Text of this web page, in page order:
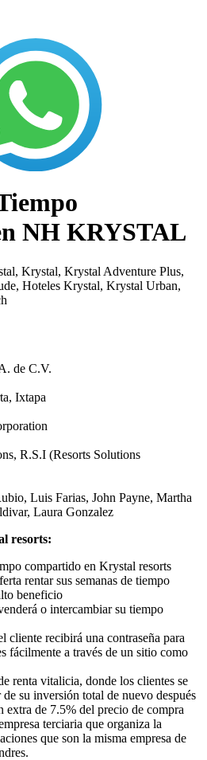
and Resales
Fraud
NH KRYSTAL
Krystal, Krystal Adventure Plus,
Hoteles Krystal, Krystal Urban,
de C.V.
Ixtapa
R.S.I (Resorts Solutions
Luis Farias, John Payne, Martha
Laura Gonzalez
resorts:
compartido en Krystal resorts
rentar sus semanas de tiempo
beneficio
o intercambiar su tiempo
cliente recibirá una contraseña para
fácilmente a través de un sitio como
renta vitalicia, donde los clientes se
su inversión total de nuevo después
extra de 7.5% del precio de compra
terciaria que organiza la
que son la misma empresa de